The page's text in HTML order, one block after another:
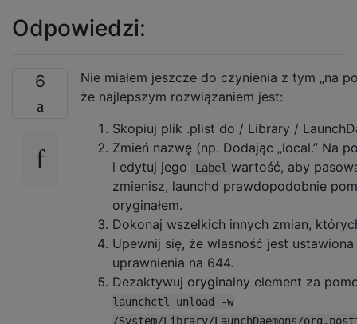
Odpowiedzi:
6
Nie miałem jeszcze do czynienia z tym „na
że najlepszym rozwiązaniem jest:
Skopiuj plik .plist do / Library /
Zmień nazwę (np. Dodając „local.” Na
i edytuj jego
Label wartość, aby
zmienisz, launchd prawdopodobnie
oryginałem.
Dokonaj wszelkich innych zmian,
Upewnij się, że własność jest
uprawnienia na 644.
Dezaktywuj oryginalny element za
launchctl unload -w
/System/Library/LaunchDaemons/